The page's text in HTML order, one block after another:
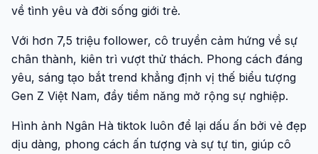
về tình yêu và đời sống giới trẻ.
Với hơn 7,5 triệu follower, cô truyền cảm hứng về sự
chân thành, kiên trì vượt thử thách. Phong cách đáng
yêu, sáng tạo bắt trend khẳng định vị thế biểu tượng
Gen Z Việt Nam, đầy tiềm năng mở rộng sự nghiệp.
Hình ảnh Ngân Hà tiktok luôn để lại dấu ấn bởi vẻ đẹp
dịu dàng, phong cách ấn tượng và sự tự tin, giúp cô